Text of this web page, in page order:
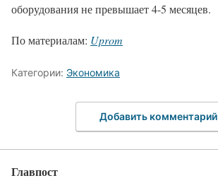
оборудования не превышает 4-5 месяцев.
По материалам: Uprom
Категории: Экономика
Добавить комментарий
Главпост